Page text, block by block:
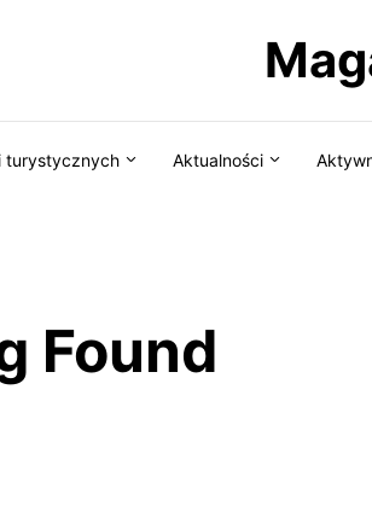
turystycznych Aktualności
Found